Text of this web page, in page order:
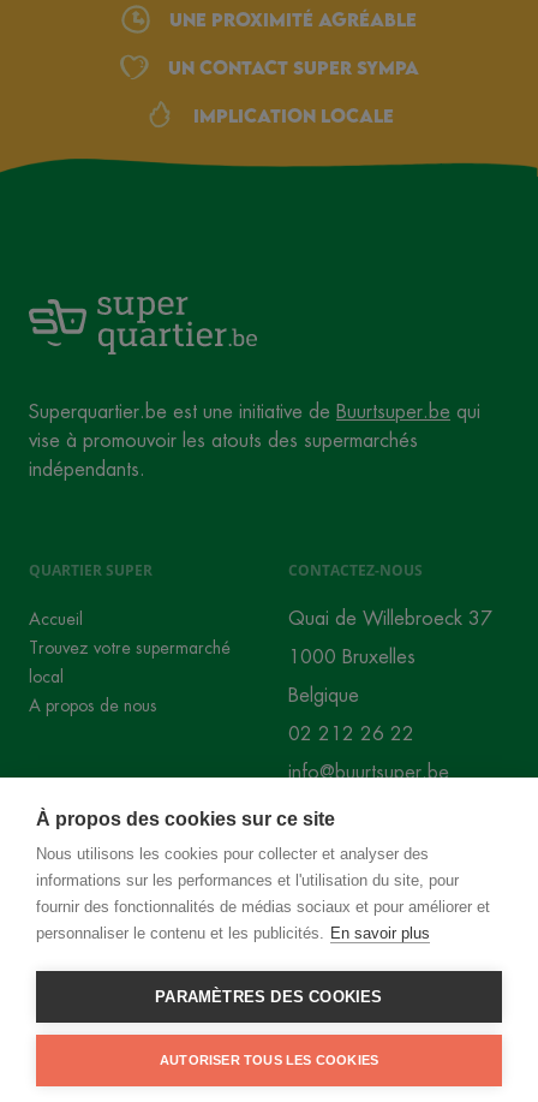
À propos des cookies sur ce site
Nous utilisons les cookies pour collecter et analyser des
informations sur les performances et l'utilisation du site, pour
fournir des fonctionnalités de médias sociaux et pour améliorer et
personnaliser le contenu et les publicités. En savoir plus
PARAMÈTRES DES COOKIES
AUTORISER TOUS LES COOKIES
une proximité agréable
Un Contact Super Sympa
Implication locale
Superquartier.be est une initiative de Buurtsuper.be qui
vise à promouvoir les atouts des supermarchés
indépendants.
QUARTIER SUPER
Accueil
Trouvez votre supermarché
local
A propos de nous
CONTACTEZ-NOUS
Quai de Willebroeck 37
1000 Bruxelles
Belgique
02 212 26 22
info@buurtsuper.be
RÉSEAUX SOCIAUX
Instagram Facebook
©2026Superbuurt